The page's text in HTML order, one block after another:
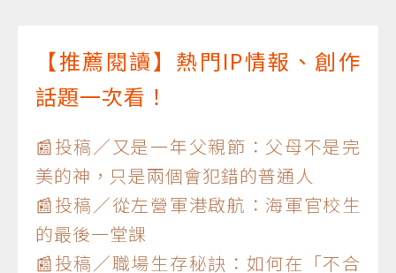
【推薦閱讀】熱門IP情報、創作
話題一次看！
📰投稿／又是一年父親節：父母不是完
美的神，只是兩個會犯錯的普通人
📰投稿／從左營軍港啟航：海軍官校生
的最後一堂課
📰投稿／職場生存秘訣：如何在「不合